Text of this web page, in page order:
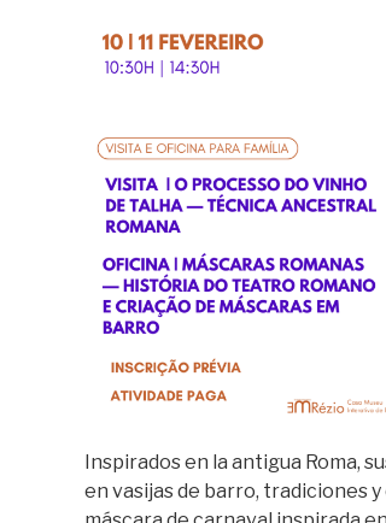
Inspirados en la antigua Roma,
en vasijas de barro, tradiciones